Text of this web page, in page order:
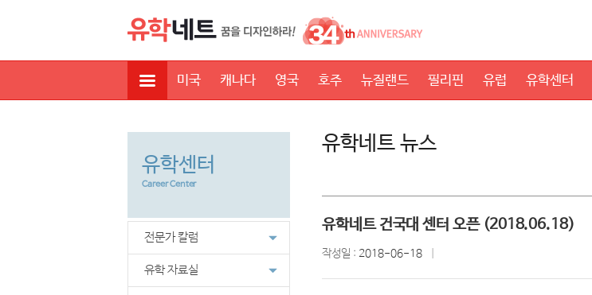
미국 캐나다 영국 호주 뉴질랜드 필리핀 유럽 유학센터
유학센터
Career Center
전문가 칼럼
유학 자료실
유학네트 뉴스
유학네트 건국대 센터 오픈 (2018.06.18)
작성일 : 2018-06-18